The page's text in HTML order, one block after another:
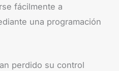
fácilmente a
una programación
perdido su control